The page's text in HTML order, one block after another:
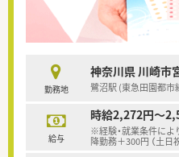
勤務地
神奈川県 川崎市
鷺沼駅 (東急田園都市
給与
時給2,272円～
※経験・就業条件に
降勤務＋300円 （土日